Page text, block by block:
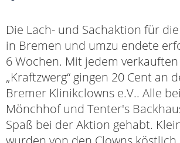
Die Lach- und Sachaktion für
in Bremen und umzu endete
6 Wochen. Mit jedem
„Kraftzwerg“ gingen 20 Cent an
Bremer Klinikclowns e.V.. Alle
Mönchhof und Tenter's
Spaß bei der Aktion gehabt.